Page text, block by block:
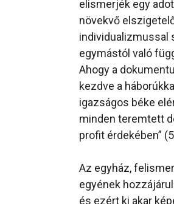
elismerjék egy
növekvő
individualizmussal
egymástól való
Ahogy a
kezdve a
igazságos béke
minden teremtett
profit érdekében”
Az egyház,
egyének
és ezért ki akar